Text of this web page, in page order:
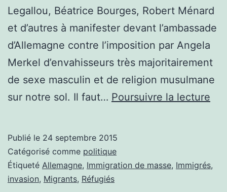
Legallou, Béatrice Bourges, Robert Ménard
et d’autres à manifester devant l’ambassade
d’Allemagne contre l’imposition par Angela
Merkel d’envahisseurs très majoritairement
de sexe masculin et de religion musulmane
sur notre sol. Il faut… Poursuivre la lecture
Publié le 24 septembre 2015
Catégorisé comme politique
Étiqueté Allemagne, Immigration de masse, Immigrés,
invasion, Migrants, Réfugiés